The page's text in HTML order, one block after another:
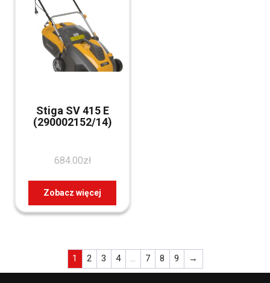
Stiga SV 415 E
(290002152/14)
684.00zł
Zobacz więcej
1 2 3 4 … 7 8 9 →